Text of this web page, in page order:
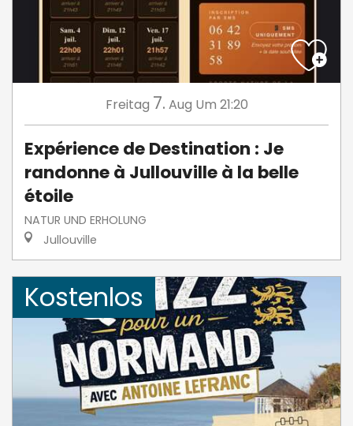
Freitag 7. Aug Um 21:20
Expérience de Destination : Je
randonne à Jullouville à la belle
étoile
NATUR UND ERHOLUNG
Jullouville
Kostenlos